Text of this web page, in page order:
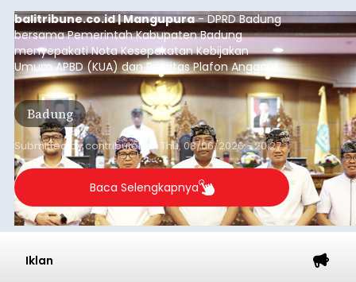
balitribune.co.id | Mangupura- DPRD Badung
bersama Pemerintah Kabupaten Badung
menyepakati Nota Kesepakatan Kebijakan
Umum APBD (KUA) dan Prioritas Plafon Anggaran
Sementara (PPAS) Tahun Anggaran 2027 dalam
rapat paripurna yang digelar di Gedung DPRD
Badung, Kamis (6/8/2026).
Badung
Submitted bycontributor onThu, 08/06/2026 - 20:27
Baca Selengkapnya
Iklan